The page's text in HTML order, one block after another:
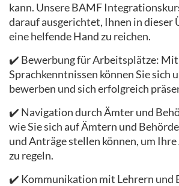
kann. Unsere BAMF
darauf ausgerichtet, Ihnen in dieser
eine helfende Hand zu reichen.
✔️ Bewerbung für Arbeitsplätze: Mit
Sprachkenntnissen können Sie sich
bewerben und sich erfolgreich
✔️ Navigation durch Ämter und
wie Sie sich auf Ämtern und
und Anträge stellen können, um
zu regeln.
✔️ Kommunikation mit Lehrern und